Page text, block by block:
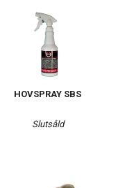
HOVSPRAY SBS
Slutsåld